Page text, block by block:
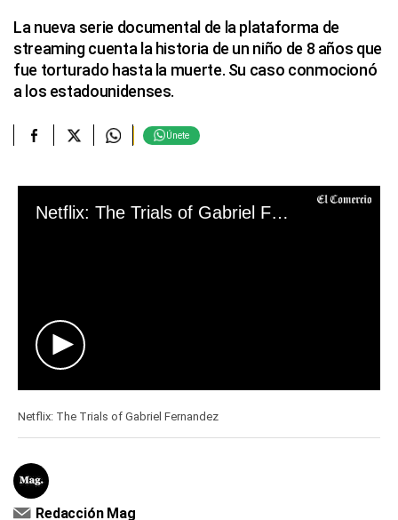
La nueva serie documental de la plataforma de
streaming cuenta la historia de un niño de 8 años que
fue torturado hasta la muerte. Su caso conmocionó
a los estadounidenses.
Únete
Netflix: The Trials of Gabriel Fernandez
seconds
of
0
Netflix: The Trials of Gabriel Fernandez
Redacción Mag